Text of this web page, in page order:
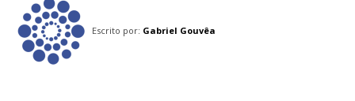
Escrito por: Gabriel Gouvêa